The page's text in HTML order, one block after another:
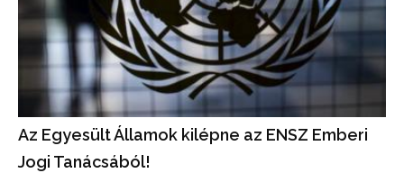
Az Egyesült Államok kilépne az ENSZ Emberi
Jogi Tanácsából!